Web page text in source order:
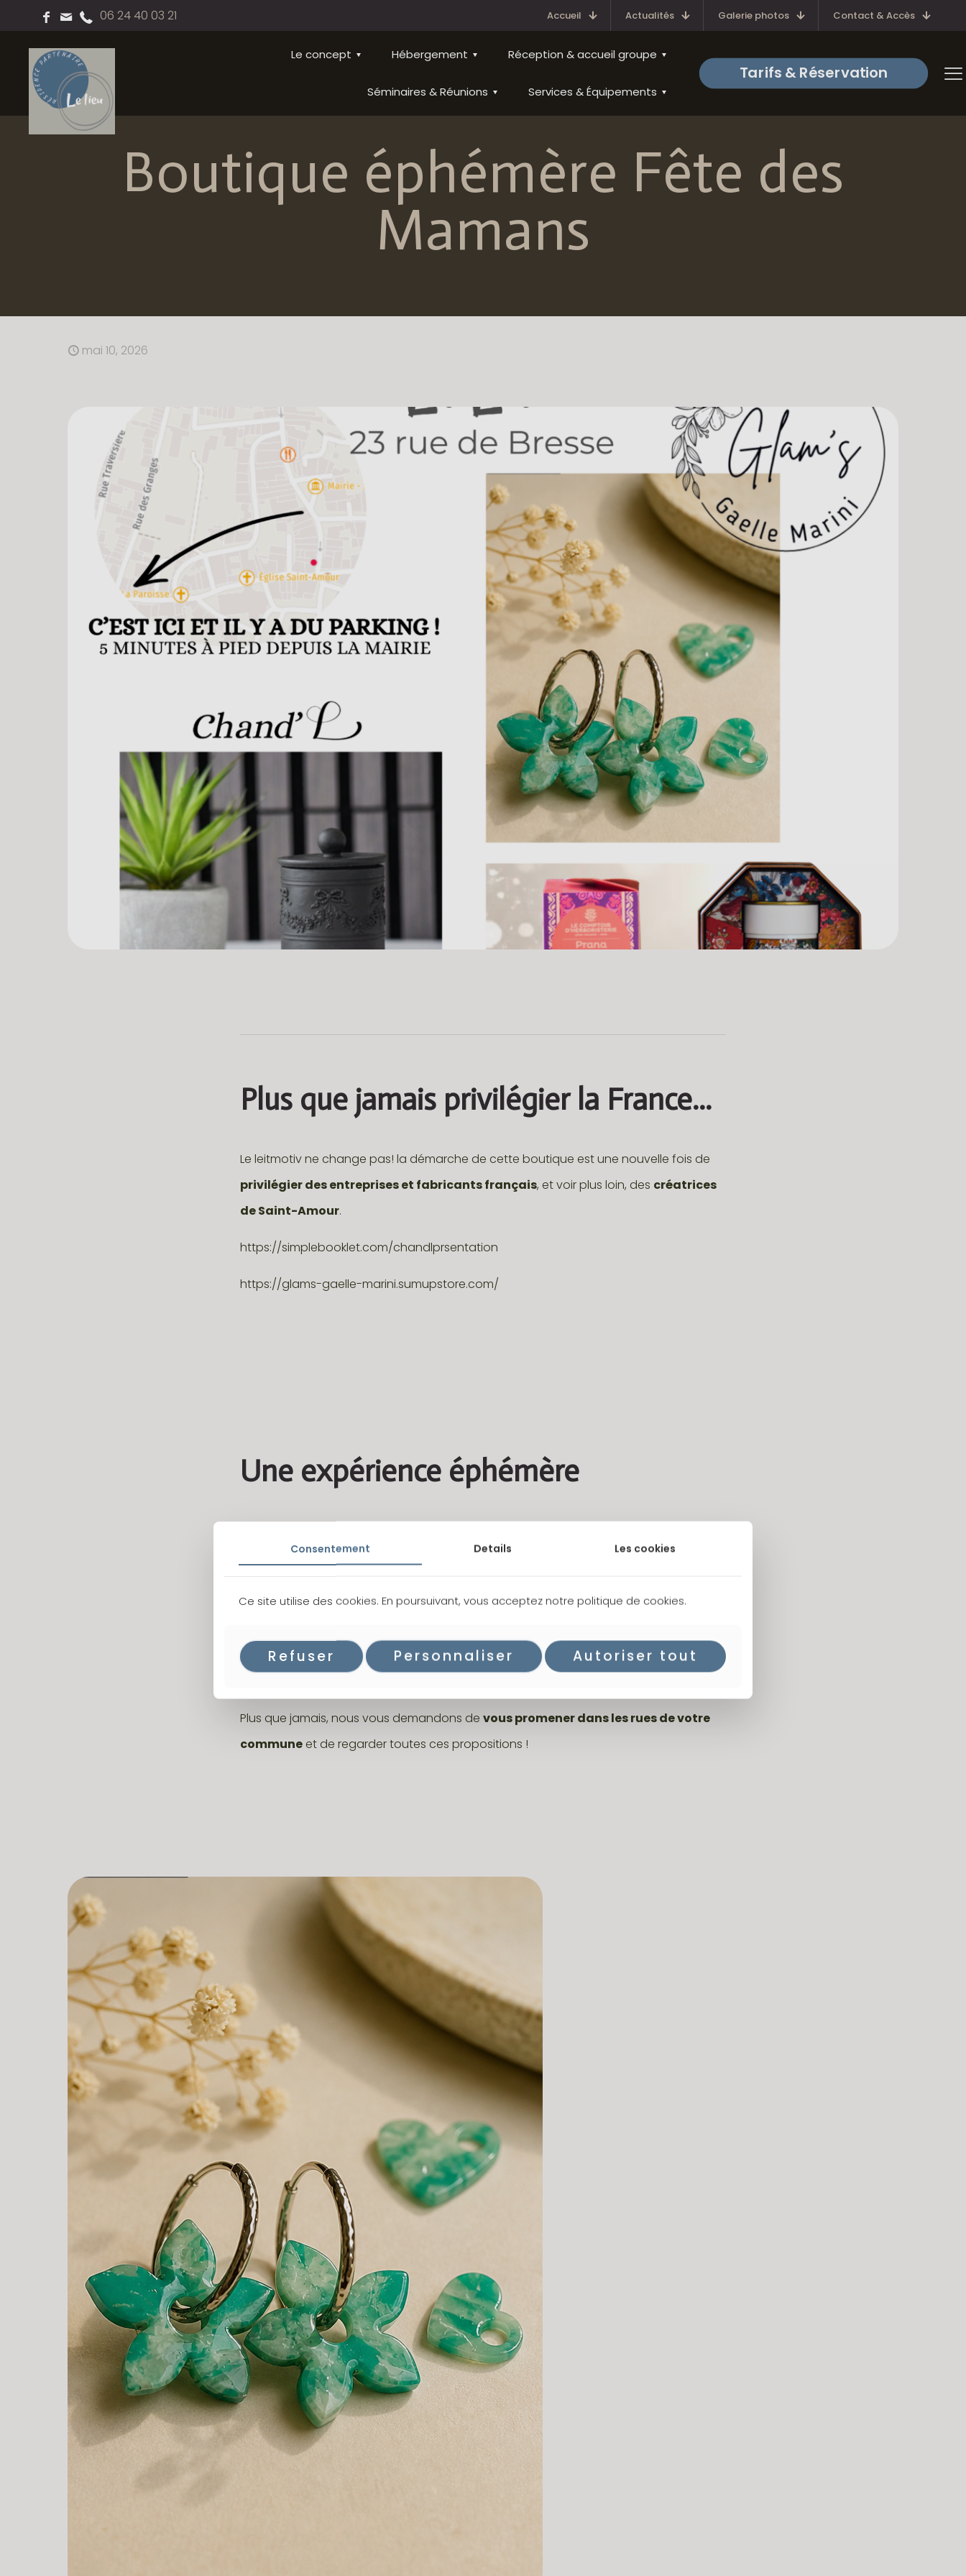
06 24 40 03 21 Accueil Actualités Galerie photos Contact & Accès
Le concept Hébergement Réception & accueil groupe
Séminaires & Réunions Services & Équipements
Tarifs & Réservation
Boutique éphémère Fête des
Mamans
mai 10, 2026
Plus que jamais privilégier la France...
Le leitmotiv ne change pas! la démarche de cette boutique est une nouvelle fois de
privilégier des entreprises et fabricants français, et voir plus loin, des créatrices
de Saint-Amour.
https://simplebooklet.com/chandlprsentation
https://glams-gaelle-marini.sumupstore.com/
Une expérience éphémère
exprimer son amour.
Ce doit être un acte réfléchi, sa couleur préférée, son parfum préféré, son affection
Saint-Amour est une commune où chacun peut trouver le cadeau idéalpour sa
Plus que jamais, nous vous demandons de vous promener dans les rues de votre
communeet de regarder toutes ces propositions !
Consentement Details Les cookies
Ce site utilise des cookies. En poursuivant, vous acceptez notre politique de cookies.
Refuser Personnaliser Autoriser tout